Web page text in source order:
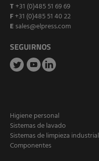
T +31 (0)485 51 69 69
F+31 (0)485 51 40 22
E sales@elpress.com
SEGUIRNOS
Higiene personal
Sistemas de lavado
Sistemas de limpieza industrial
Componentes